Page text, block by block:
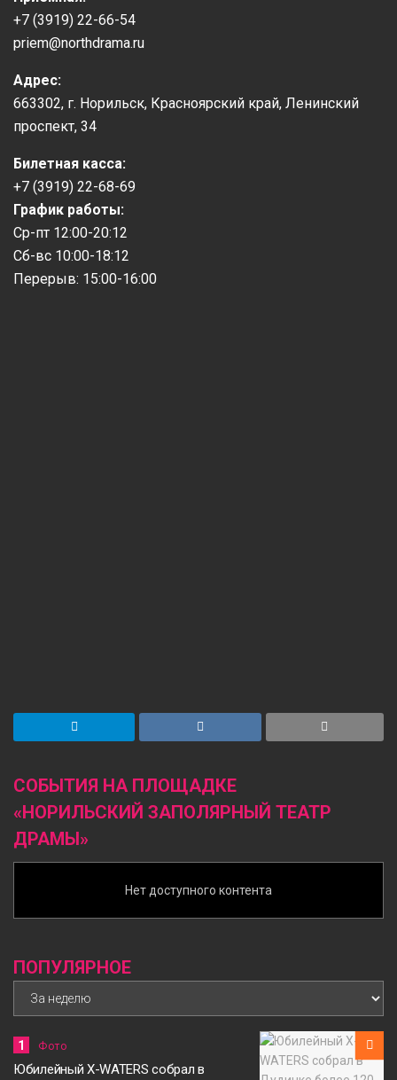
+7 (3919) 22-66-54
priem@northdrama.ru
Адрес:
663302, г. Норильск, Красноярский край, Ленинский
проспект, 34
Билетная касса:
+7 (3919) 22-68-69
График работы:
Ср-пт 12:00-20:12
Сб-вс 10:00-18:12
Перерыв: 15:00-16:00
СОБЫТИЯ НА ПЛОЩАДКЕ
«НОРИЛЬСКИЙ ЗАПОЛЯРНЫЙ ТЕАТР
ДРАМЫ»
Нет доступного контента
ПОПУЛЯРНОЕ
1 Фото
Юбилейный X-WATERS собрал в